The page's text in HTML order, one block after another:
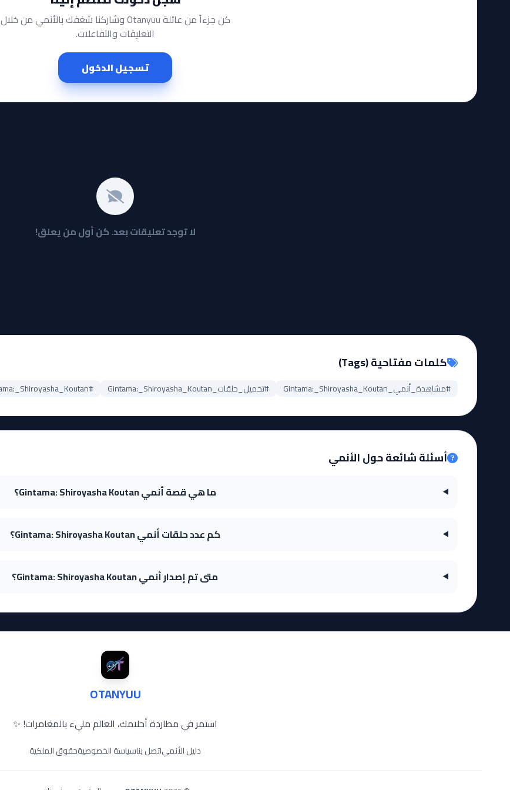
كن جزءاً من عائلة Otanyuu وشاركنا شغفك بالأنمي من خلال
التعليقات والتفاعلات.
تسجيل الدخول
لا توجد تعليقات بعد. كن أول من يعلق!
كلمات مفتاحية (Tags)
#مشاهدة_أنمي_Gintama:_Shiroyasha_Koutan #تحميل_حلقات_Gintama:_Shiroyasha_Koutan #Gintama:_Shiroyasha_Koutan_مترجم
أسئلة شائعة حول الأنمي
ما هي قصة أنمي Gintama: Shiroyasha Koutan؟
كم عدد حلقات أنمي Gintama: Shiroyasha Koutan؟
متى تم إصدار أنمي Gintama: Shiroyasha Koutan؟
OTANYUU
استمر في مطاردة أحلامك، العالم مليء بالمغامرات! ✨
دليل الأنمياتصل بناسياسة الخصوصيةحقوق الملكية